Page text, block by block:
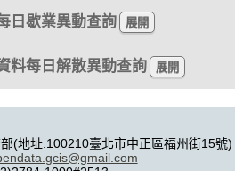
日歇業異動查詢
料每日解散異動查詢
(地址:100210臺北市中正區福州街15號)